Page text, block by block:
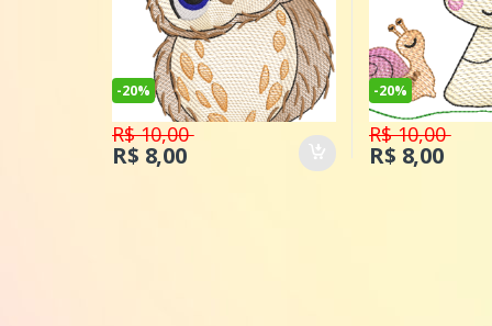
-20%
R$ 10,00
R$ 8,00
-20%
R$ 10,00
R$ 8,00